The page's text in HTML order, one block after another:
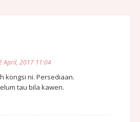
April, 2017 11:04
kongsi ni. Persediaan.
tau bila kawen.